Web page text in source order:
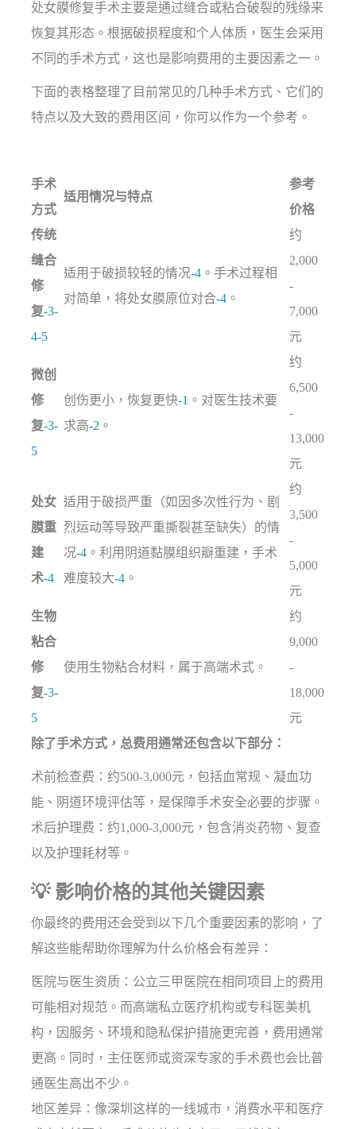
处女膜修复手术主要是通过缝合或粘合破裂的残缘来
恢复其形态。根据破损程度和个人体质，医生会采用
不同的手术方式，这也是影响费用的主要因素之一。
下面的表格整理了目前常见的几种手术方式、它们的
特点以及大致的费用区间，你可以作为一个参考。
手术
方式
适用情况与特点
参考
价格
传统
缝合
修
复-3-
4-5
适用于破损较轻的情况-4 。手术过程相
对简单，将处女膜原位对合-4 。
约
2,000
-
7,000
元
微创
修
复-3-
5
创伤更小，恢复更快-1 。对医生技术要
求高-2 。
约
6,500
-
13,000
元
处女
膜重
建
术-4
适用于破损严重（如因多次性行为、剧
烈运动等导致严重撕裂甚至缺失）的情
况-4 。利用阴道黏膜组织瓣重建，手术
难度较大-4 。
约
3,500
-
5,000
元
生物
粘合
修
复-3-
5
使用生物粘合材料，属于高端术式。
约
9,000
-
18,000
元
除了手术方式，总费用通常还包含以下部分：
术前检查费：约500-3,000元，包括血常规、凝血功
能、阴道环境评估等，是保障手术安全必要的步骤。
术后护理费：约1,000-3,000元，包含消炎药物、复查
以及护理耗材等。
💡 影响价格的其他关键因素
你最终的费用还会受到以下几个重要因素的影响，了
解这些能帮助你理解为什么价格会有差异：
医院与医生资质：公立三甲医院在相同项目上的费用
可能相对规范。而高端私立医疗机构或专科医美机
构，因服务、环境和隐私保护措施更完善，费用通常
更高。同时，主任医师或资深专家的手术费也会比普
通医生高出不少。
地区差异：像深圳这样的一线城市，消费水平和医疗